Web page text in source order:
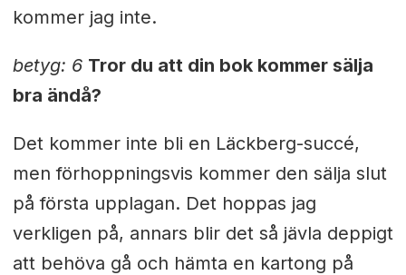
kommer jag inte.
betyg: 6 Tror du att din bok kommer sälja
bra ändå?
Det kommer inte bli en Läckberg-succé,
men förhoppningsvis kommer den sälja slut
på första upplagan. Det hoppas jag
verkligen på, annars blir det så jävla deppigt
att behöva gå och hämta en kartong på